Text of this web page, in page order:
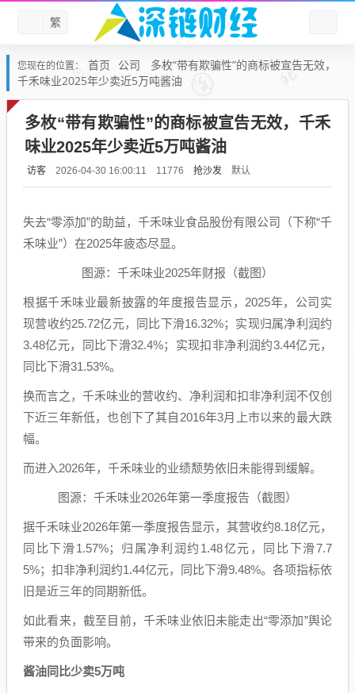
繁
您现在的位置： 首页 公司
多枚“带有欺骗性”的商标被宣告无效，
千禾味业2025年少卖近5万吨酱油
多枚“带有欺骗性”的商标被宣告无效，千禾
味业2025年少卖近5万吨酱油
访客 2026-04-30 16:00:11 11776 抢沙发 默认
失去“零添加”的助益，千禾味业食品股份有限公司（下称“千
禾味业”）在2025年疲态尽显。
图源：千禾味业2025年财报（截图）
根据千禾味业最新披露的年度报告显示，2025年，公司实
现营收约25.72亿元，同比下滑16.32%；实现归属净利润约
3.48亿元，同比下滑32.4%；实现扣非净利润约3.44亿元，
同比下滑31.53%。
换而言之，千禾味业的营收约、净利润和扣非净利润不仅创
下近三年新低，也创下了其自2016年3月上市以来的最大跌
幅。
而进入2026年，千禾味业的业绩颓势依旧未能得到缓解。
图源：千禾味业2026年第一季度报告（截图）
据千禾味业2026年第一季度报告显示，其营收约8.18亿元，
同比下滑1.57%；归属净利润约1.48亿元，同比下滑7.7
5%；扣非净利润约1.44亿元，同比下滑9.48%。各项指标依
旧是近三年的同期新低。
如此看来，截至目前，千禾味业依旧未能走出“零添加”舆论
带来的负面影响。
酱油同比少卖5万吨